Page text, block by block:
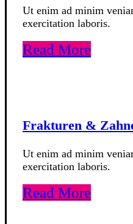
Ut enim ad minim
exercitation laboris.
Read More
Frakturen &
Ut enim ad minim
exercitation laboris.
Read More